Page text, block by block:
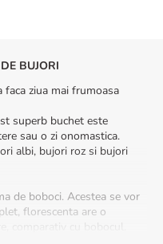
BUJORI
faca ziua mai frumoasa
superb buchet este
sau o zi onomastica.
albi, bujori roz si bujori
de boboci. Acestea se vor
florescenta are o
comparativ cu bobocul.